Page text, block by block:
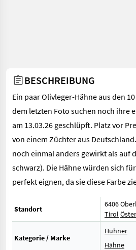
BESCHREIBUNG
Ein paar Olivleger-Hähne aus den
dem letzten Foto suchen noch ihre
am 13.03.26 geschlüpft. Platz vor
von einem Züchter aus
noch einmal anders gewirkt als auf
schwarz). Die Hähne würden sich
perfekt eignen, da sie diese Farbe
Standort
6406
Tirol
Kategorie / Marke
Hühner
Hähne